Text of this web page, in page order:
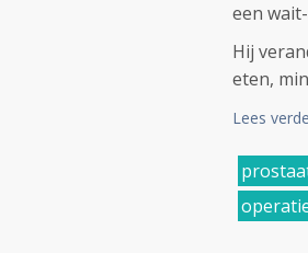
een
Hij
eten,
Lees